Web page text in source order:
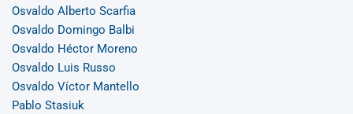
Osvaldo Alberto Scarfia
Osvaldo Domingo Balbi
Osvaldo Héctor Moreno
Osvaldo Luis Russo
Osvaldo Víctor Mantello
Pablo Stasiuk